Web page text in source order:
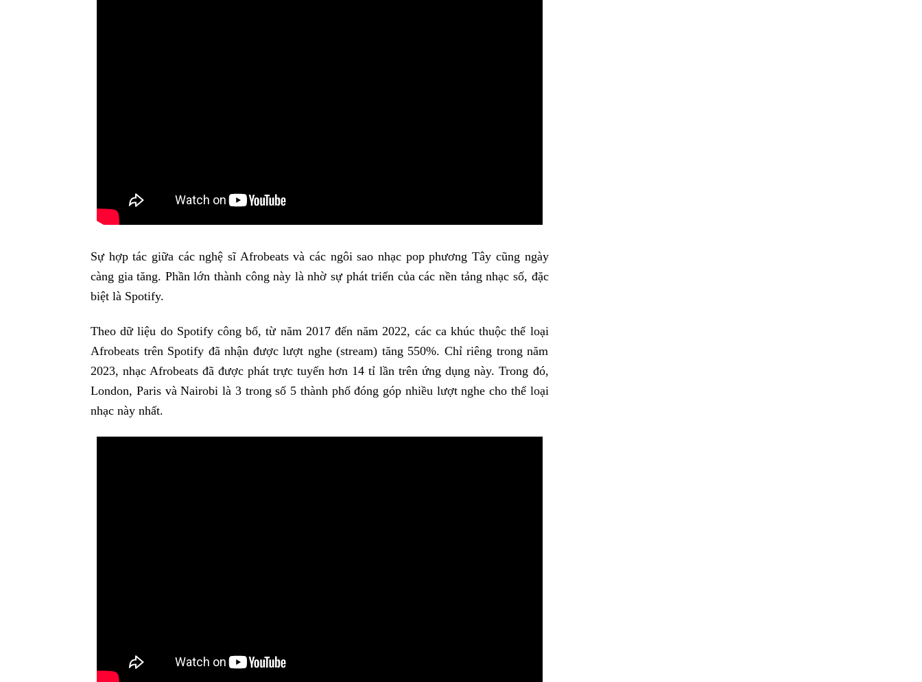
Sự hợp tác giữa các nghệ sĩ Afrobeats và các ngôi sao nhạc pop phương Tây cũng ngày
càng gia tăng. Phần lớn thành công này là nhờ sự phát triển của các nền tảng nhạc số, đặc
biệt là Spotify.
Theo dữ liệu do Spotify công bố, từ năm 2017 đến năm 2022, các ca khúc thuộc thể loại
Afrobeats trên Spotify đã nhận được lượt nghe (stream) tăng 550%. Chỉ riêng trong năm
2023, nhạc Afrobeats đã được phát trực tuyến hơn 14 tỉ lần trên ứng dụng này. Trong đó,
London, Paris và Nairobi là 3 trong số 5 thành phố đóng góp nhiều lượt nghe cho thể loại
nhạc này nhất.